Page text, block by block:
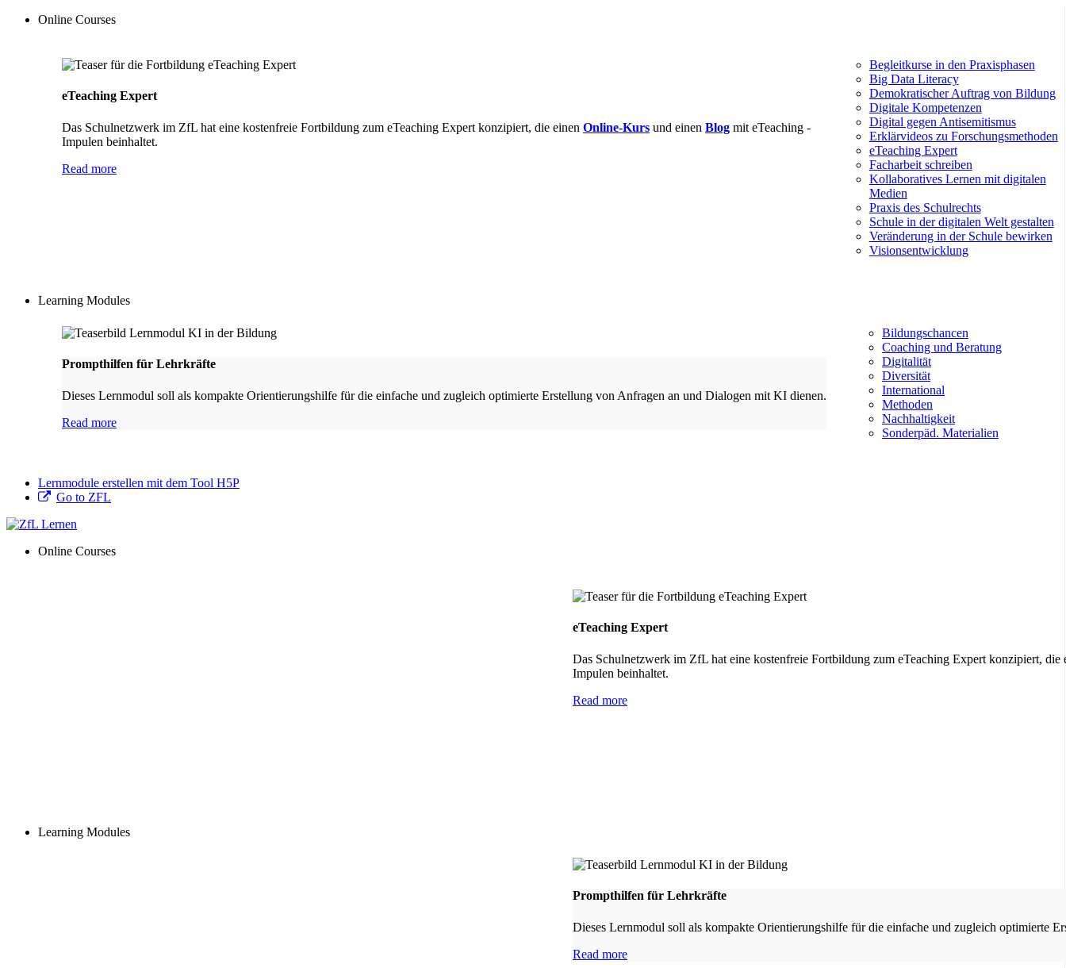
Online Courses
eTeaching Expert
Das Schulnetzwerk im ZfL hat eine kostenfreie Fortbildung zum eTeaching Expert konzipiert, die einen Online-Kurs und einen Blog mit eTeaching -
Impulen beinhaltet.
Read more
Begleitkurse in den Praxisphasen
Big Data Literacy
Demokratischer Auftrag von Bildung
Digitale Kompetenzen
Digital gegen Antisemitismus
Erklärvideos zu Forschungsmethoden
eTeaching Expert
Facharbeit schreiben
Kollaboratives Lernen mit digitalen
Medien
Praxis des Schulrechts
Schule in der digitalen Welt gestalten
Veränderung in der Schule bewirken
Visionsentwicklung
Learning Modules
Prompthilfen für Lehrkräfte
Dieses Lernmodul soll als kompakte Orientierungshilfe für die einfache und zugleich optimierte Erstellung von Anfragen an und Dialogen mit KI dienen.
Read more
Bildungschancen
Coaching und Beratung
Digitalität
Diversität
International
Methoden
Nachhaltigkeit
Sonderpäd. Materialien
Lernmodule erstellen mit dem Tool H5P
Go to ZFL
Online Courses
eTeaching Expert
Das Schulnetzwerk im ZfL hat eine kostenfreie Fortbildung zum eTeaching Expert konzipiert, die
Impulen beinhaltet.
Read more
Learning Modules
Prompthilfen für Lehrkräfte
Dieses Lernmodul soll als kompakte Orientierungshilfe für die einfache und zugleich optimierte
Read more